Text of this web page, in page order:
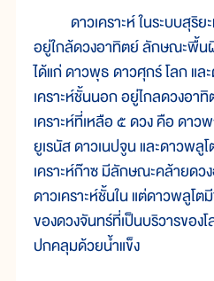
ดาวเคราะห์ ในระบบสุริยะ
อยู่ใกล้ดวงอาทิตย์ ลักษณะพื้น
ได้แก่ ดาวพุธ ดาวศุกร์ โลก แล
เคราะห์ชั้นนอก อยู่ไกลดวงอา
เคราะห์ที่เหลือ ๕ ดวง คือ ดาว
ยูเรนัส ดาวเนปจูน และดาวพลู
เคราะห์ก๊าซ มีลักษณะคล้ายด
ดาวเคราะห์ชั้นใน แต่ดาวพลูโ
ของดวงจันทร์ที่เป็นบริวารของ
ปกคลุมด้วยน้ำแข็ง